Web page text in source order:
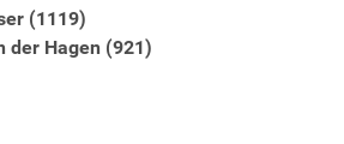
(1119)
der Hagen (921)